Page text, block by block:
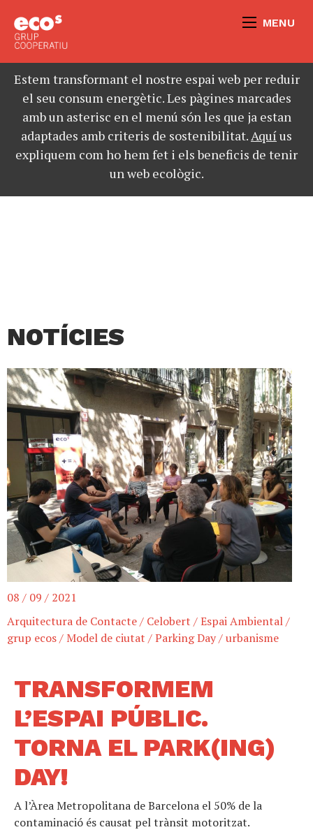
MENU
Estem transformant el nostre espai web per reduir
el seu consum energètic. Les pàgines marcades
amb un asterisc en el menú són les que ja estan
adaptades amb criteris de sostenibilitat.Aquíus
expliquem com ho hem fet i els beneficis de tenir
un web ecològic.
NOTÍCIES
08 / 09 / 2021
Arquitectura de Contacte/ Celobert /Espai Ambiental/
grup ecos/Model de ciutat /Parking Day/urbanisme
TRANSFORMEM
L’ESPAI PÚBLIC.
TORNA EL PARK(ING)
DAY!
A l’Àrea Metropolitana de Barcelona el 50% de la
contaminació és causat pel trànsit motoritzat.